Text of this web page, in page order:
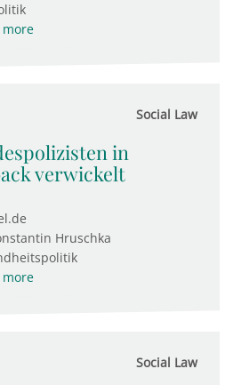
more
Social Law
in
verwickelt
Hruschka
more
Social Law